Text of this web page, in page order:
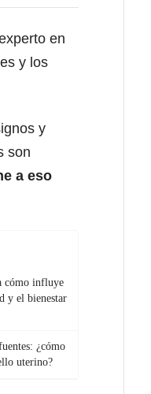
en
y los
y
son
a eso
cómo influye
y el bienestar
¿cómo
uterino?